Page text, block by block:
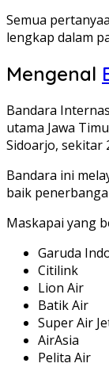
Semua
lengkap dalam
Mengenal
Bandara
utama Jawa
Sidoarjo, sekitar
Bandara ini
baik
Maskapai yang
Garuda
Citilink
Lion Air
Batik Air
Super Air
AirAsia
Pelita Air